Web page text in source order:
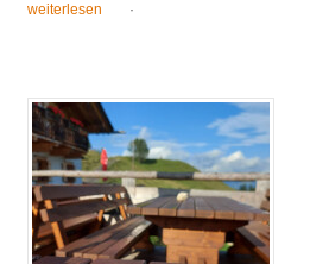
weiterlesen ·